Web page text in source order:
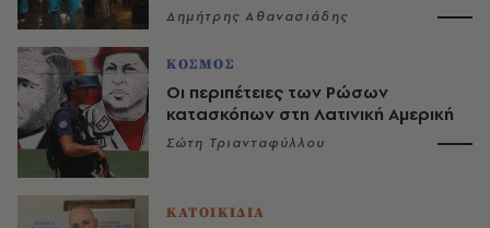
Δημήτρης Αθανασιάδης
ΚΟΣΜΟΣ
Οι περιπέτειες των Ρώσων
κατασκόπων στη Λατινική Αμερική
Σώτη Τριανταφύλλου
ΚΑΤΟΙΚΙΔΙΑ